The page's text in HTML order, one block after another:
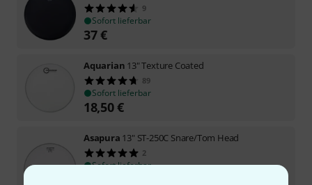
9
Sofort lieferbar
37€
Aquarian 13" Texture Coated
89
Sofort lieferbar
18,50€
Asapura 13" ST-250C Snare/Tom Head
2
Sofort lieferbar